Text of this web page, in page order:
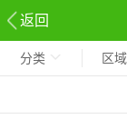
返回
分类 区域